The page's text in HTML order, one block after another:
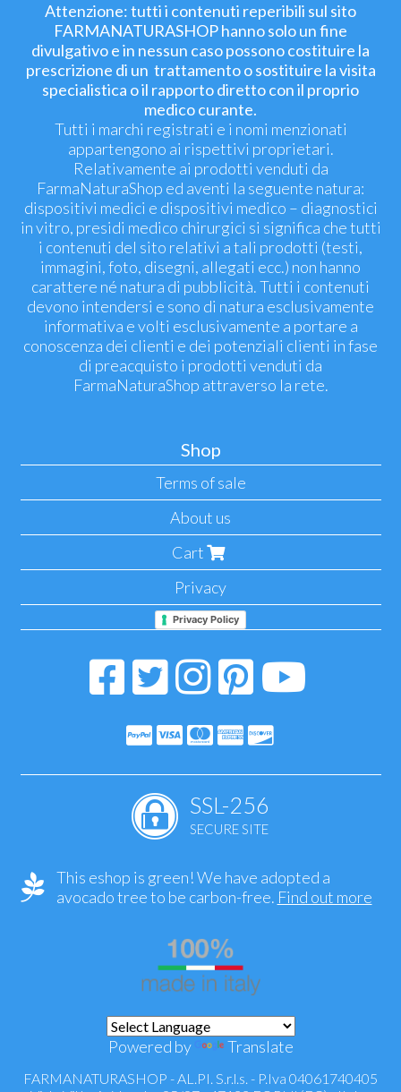
Attenzione: tutti i contenuti reperibili sul sito
FARMANATURASHOP hanno solo un fine
divulgativo e in nessun caso possono costituire la
prescrizione di un trattamento o sostituire la visita
specialistica o il rapporto diretto con il proprio
medico curante.
Tutti i marchi registrati e i nomi menzionati
appartengono ai rispettivi proprietari.
Relativamente ai prodotti venduti da
FarmaNaturaShop ed aventi la seguente natura:
dispositivi medici e dispositivi medico – diagnostici
in vitro, presidi medico chirurgici si significa che tutti
i contenuti del sito relativi a tali prodotti (testi,
immagini, foto, disegni, allegati ecc.) non hanno
carattere né natura di pubblicità. Tutti i contenuti
devono intendersi e sono di natura esclusivamente
informativa e volti esclusivamente a portare a
conoscenza dei clienti e dei potenziali clienti in fase
di preacquisto i prodotti venduti da
FarmaNaturaShop attraverso la rete.
Shop
Terms of sale
About us
Cart
Privacy
Privacy Policy
SSL-256
SECURE SITE
This eshop is green! We have adopted a
avocado tree to be carbon-free. Find out more
Powered by Translate
FARMANATURASHOP - AL.PI. S.r.l.s. - P.Iva 04061740405